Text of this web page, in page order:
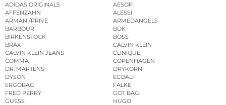
ADIDAS ORIGINALS
AESOP
AFFENZAHN
ALESSI
ARMANI/PRIVÉ
ARMEDANGELS
BARBOUR
BDK
BIRKENSTOCK
BOSS
BRAX
CALVIN KLEIN
CALVIN KLEIN JEANS
CLINIQUE
COMMA
COPENHAGEN
DR. MARTENS
DRYKORN
DYSON
ECOALF
ERGOBAG
FALKE
FRED PERRY
GOT BAG
GUESS
HUGO